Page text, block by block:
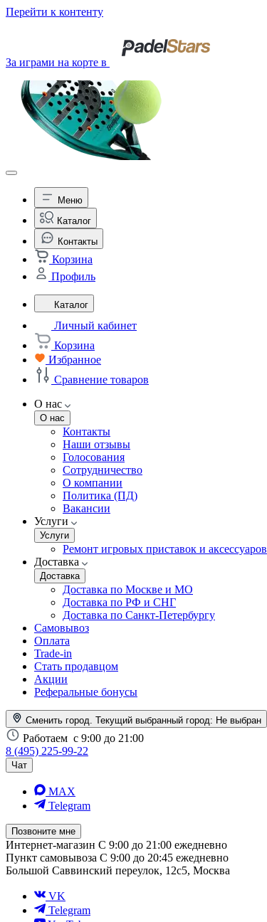
Перейти к контенту
За играми на корте в
Меню
Каталог
Контакты
Корзина
Профиль
Каталог
Личный кабинет
Корзина
Избранное
Сравнение товаров
О нас
О нас
Контакты
Наши отзывы
Голосования
Сотрудничество
О компании
Политика (ПД)
Вакансии
Услуги
Услуги
Ремонт игровых приставок и аксессуаров
Доставка
Доставка
Доставка по Москве и МО
Доставка по РФ и СНГ
Доставка по Санкт-Петербургу
Самовывоз
Оплата
Trade-in
Стать продавцом
Акции
Реферальные бонусы
Сменить город. Текущий выбранный город: Не выбран
Работаем с 9:00 до 21:00
8 (495) 225-99-22
Чат
MAX
Telegram
Позвоните мне
Интернет-магазин С 9:00 до 21:00 ежедневно
Пункт самовывоза С 9:00 до 20:45 ежедневно
Большой Саввинский переулок, 12с5, Москва
VK
Telegram